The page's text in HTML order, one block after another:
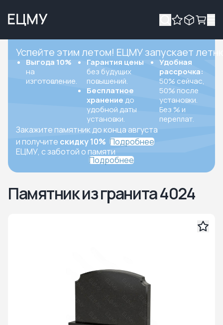
Успейте этим летом! ЕЦМУ запускает
Выгода 10%
на
изготовление.
Гарантия цены
без будущих
повышений.
Бесплатное
хранение до
удобной даты
установки.
Удобная
рассрочка:
50% сейчас,
50% после
установки.
Без % и
переплат.
Закажите памятник до конца августа
и получите скидку 10% Подробнее
ЕЦМУ, с заботой о памяти
Подробнее
Памятник из гранита 4024